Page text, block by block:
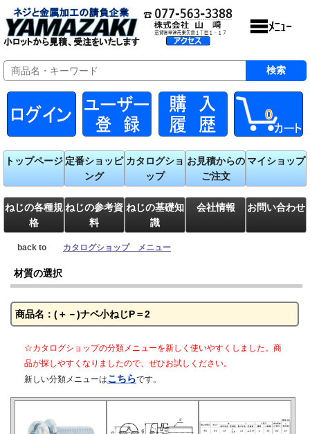
0
トップページ 定番ショッピ
ング
カタログショ
ップ
お見積からの
ご注文
マイショップ
ねじの各種規
格
ねじの参考資
料
ねじの基礎知
識
会社情報 お問い合わせ
back to カタログショップ メニュー
材質の選択
商品名：(＋－)ナベ小ねじP＝2
☆カタログショップの分類メニューを新しく使いやすくしました。商
品が探しやすくなりましたので、ぜひお試しください。
新しい分類メニューはこちらです。